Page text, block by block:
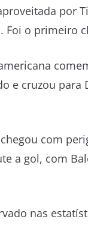
por
Foi o primeiro
e cruzou para
com
a gol, com
nas